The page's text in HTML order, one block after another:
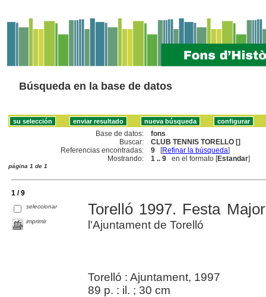
Búsqueda en la base de datos
Base de datos:
fons
Buscar:
CLUB TENNIS TORELLO []
Referencias encontradas:
9 [Refinar la búsqueda]
Mostrando:
1 .. 9 en el formato [Estandar]
página 1 de 1
1 / 9
seleccionar
imprimir
Torelló 1997. Festa Major
l'Ajuntament de Torelló
Torelló : Ajuntament, 1997
89 p. : il. ; 30 cm